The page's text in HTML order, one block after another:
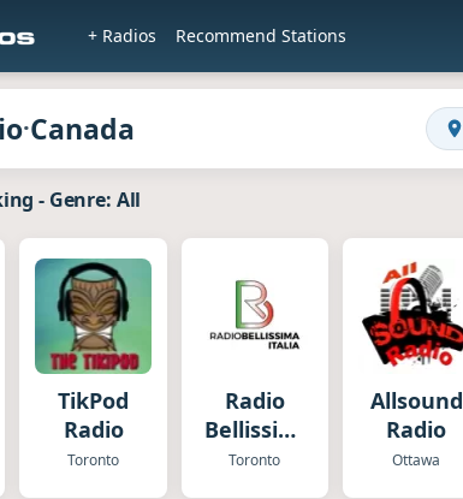
+ Radios Recommend Stations
· Canadaen Raddios
·Canada
- Genre: All
TikPod
Radio
Toronto
Radio
Bellissima
Italia
Toronto
Allsound
Radio
Ottawa